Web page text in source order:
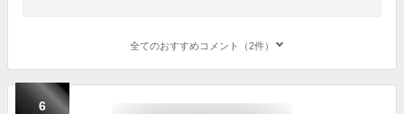
全てのおすすめコメント（2件）
6